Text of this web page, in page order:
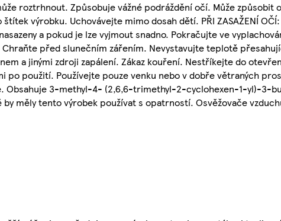
roztrhnout. Způsobuje vážné podráždění očí. Může způsobit
výrobku. Uchovávejte mimo dosah dětí. PŘI ZASAŽENÍ
a pokud je lze vyjmout snadno. Pokračujte ve
před slunečním zářením. Nevystavujte teplotě
a jinými zdroji zapálení. Zákaz kouření. Nestříkejte do
použití. Používejte pouze venku nebo v dobře větraných
Obsahuje 3-methyl-4- (2,6,6-trimethyl-2-cyclohexen-1-yl)-3-
měly tento výrobek používat s opatrností. Osvěžovače